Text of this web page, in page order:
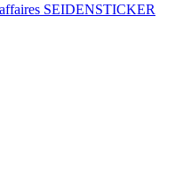
SEIDENSTICKER